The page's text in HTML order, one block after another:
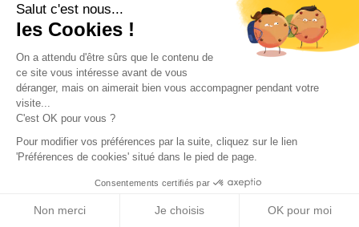
Salut c'est nous...
les Cookies !
On a attendu d'être sûrs que le contenu de
ce site vous intéresse avant de vous
déranger, mais on aimerait bien vous accompagner pendant votre
visite...
C'est OK pour vous ?
Pour modifier vos préférences par la suite, cliquez sur le lien
'Préférences de cookies' situé dans le pied de page.
Consentements certifiés par
Non merci Je choisis OK pour moi
Archidvisor
À propos
Notre blog
Nos partenaires
Nous contacter